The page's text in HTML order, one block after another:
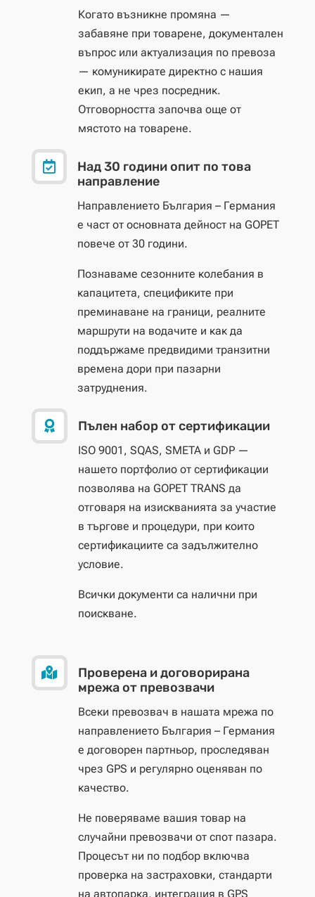
Когато възникне промяна —
забавяне при товарене, документален
въпрос или актуализация по превоза
— комуникирате директно с нашия
екип, а не чрез посредник.
Отговорността започва още от
мястото на товарене.

Над 30 години опит по това
направление
Направлението България – Германия
е част от основната дейност на GOPET
повече от 30 години.
Познаваме сезонните колебания в
капацитета, спецификите при
преминаване на граници, реалните
маршрути на водачите и как да
поддържаме предвидими транзитни
времена дори при пазарни
затруднения.
 Пълен набор от сертификации
ISO 9001, SQAS, SMETA и GDP —
нашето портфолио от сертификации
позволява на GOPET TRANS да
отговаря на изискванията за участие
в търгове и процедури, при които
сертификациите са задължително
условие.
Всички документи са налични при
поискване.

Проверена и договорирана
мрежа от превозвачи
Всеки превозвач в нашата мрежа по
направлението България – Германия
е договорен партньор, проследяван
чрез GPS и регулярно оценяван по
качество.
Не поверяваме вашия товар на
случайни превозвачи от спот пазара.
Процесът ни по подбор включва
проверка на застраховки, стандарти
на автопарка, интеграция в GPS